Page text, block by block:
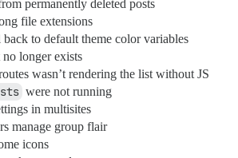
permanently deleted posts
file extensions
to default theme color variables
longer exists
wasn’t rendering the list without JS
were not running
in multisites
manage group flair
icons